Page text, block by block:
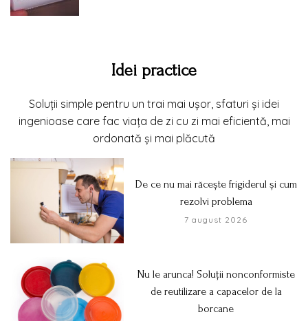
Idei practice
Soluții simple pentru un trai mai ușor, sfaturi și idei
ingenioase care fac viața de zi cu zi mai eficientă, mai
ordonată și mai plăcută
De ce nu mai răcește frigiderul și cum
rezolvi problema
7 august 2026
Nu le arunca! Soluții nonconformiste
de reutilizare a capacelor de la
borcane